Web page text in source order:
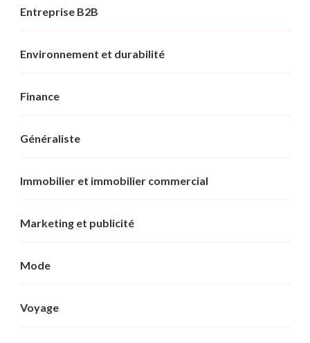
Entreprise B2B
Environnement et durabilité
Finance
Généraliste
Immobilier et immobilier commercial
Marketing et publicité
Mode
Voyage